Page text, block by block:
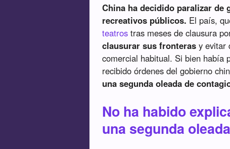
China ha decidido paralizar de
recreativos públicos. El país,
teatros tras meses de clausura
clausurar sus fronteras y evitar
comercial habitual. Si bien había
recibido órdenes del gobierno
una segunda oleada de
No ha habido
una segunda